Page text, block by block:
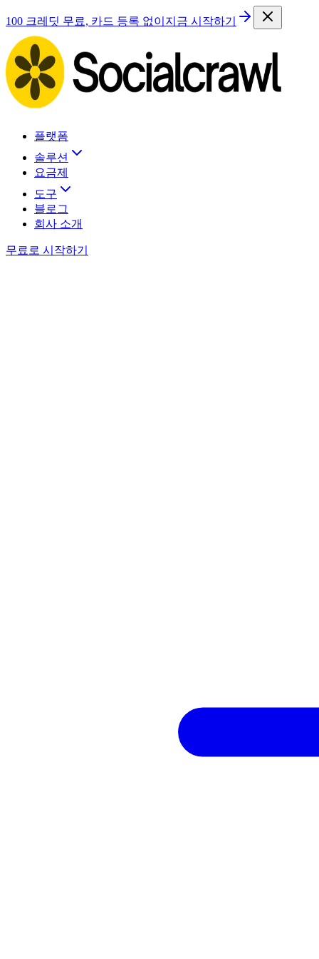
100 크레딧 무료, 카드 등록 없이 지금 시작하기
플랫폼
솔루션
요금제
도구
블로그
회사 소개
무료로 시작하기